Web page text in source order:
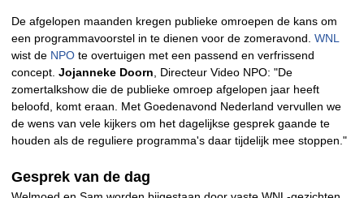
De afgelopen maanden kregen publieke omroepen de kans om
een programmavoorstel in te dienen voor de zomeravond. WNL
wist de NPO te overtuigen met een passend en verfrissend
concept. Jojanneke Doorn , Directeur Video NPO: "De
zomertalkshow die de publieke omroep afgelopen jaar heeft
beloofd, komt eraan. Met Goedenavond Nederland vervullen we
de wens van vele kijkers om het dagelijkse gesprek gaande te
houden als de reguliere programma's daar tijdelijk mee stoppen."
Gesprek van de dag